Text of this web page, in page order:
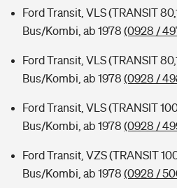
Ford Transit, VLS (TRANSIT
Bus/Kombi, ab 1978 (0928 /
Ford Transit, VLS (TRANSIT
Bus/Kombi, ab 1978 (0928 /
Ford Transit, VLS (TRANSIT
Bus/Kombi, ab 1978 (0928 /
Ford Transit, VZS (TRANSIT
Bus/Kombi, ab 1978 (0928 /